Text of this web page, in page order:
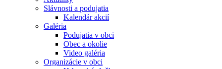
Slávnosti a podujatia
Kalendár akcií
Galéria
Podujatia v obci
Obec a okolie
Video galéria
Organizácie v obci